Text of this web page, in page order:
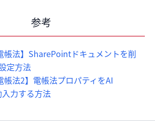
参考
帳法】SharePointドキュメントを削
定方法
帳法2】電帳法プロパティをAI
力する方法